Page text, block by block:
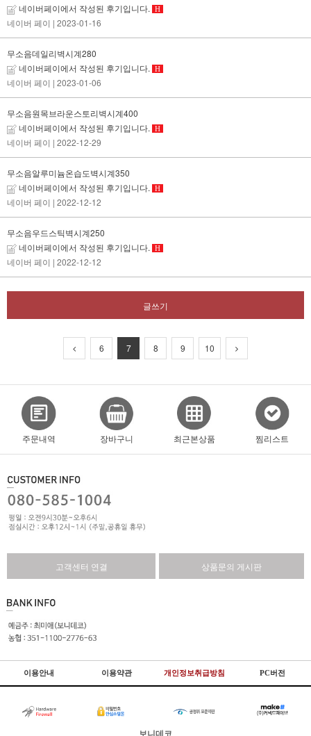
네이버페이에서 작성된 후기입니다.
H
네이버 페이 | 2023-01-16
무소음데일리벽시계280
네이버페이에서 작성된 후기입니다.
H
네이버 페이 | 2023-01-06
무소음원목브라운스토리벽시계400
네이버페이에서 작성된 후기입니다.
H
네이버 페이 | 2022-12-29
무소음알루미늄온습도벽시계350
네이버페이에서 작성된 후기입니다.
H
네이버 페이 | 2022-12-12
무소음우드스틱벽시계250
네이버페이에서 작성된 후기입니다.
H
네이버 페이 | 2022-12-12
글쓰기
6 7 8 9 10
주문내역 장바구니 최근본상품 찜리스트
고객센터 연결 상품문의 게시판
이용안내 이용약관 개인정보취급방침 PC버전
보니데코